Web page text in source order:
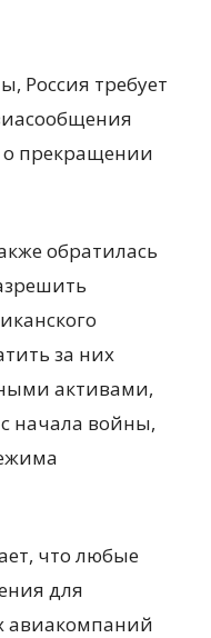
Россия требует
прекращении
обратилась
за них
активами,
начала войны,
что любые
для
авиакомпаний